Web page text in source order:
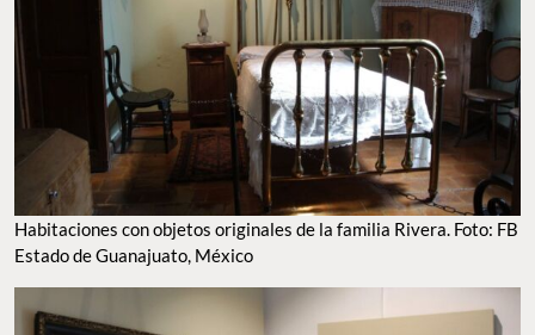
Habitaciones con objetos originales de la familia Rivera. Foto: FB
Estado de Guanajuato, México